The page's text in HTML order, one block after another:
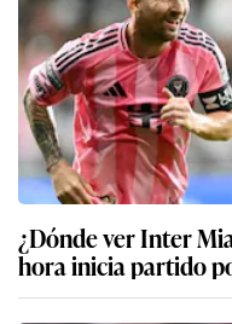
¿Dónde ver Inter
hora inicia partido